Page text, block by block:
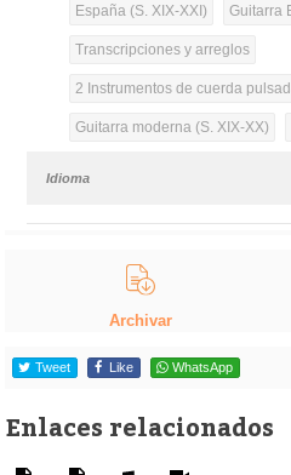
España (S. XIX-XXI) Guitarra
Transcripciones y arreglos
2 Instrumentos de cuerda
Guitarra moderna (S. XIX-XX)
Idioma
Archivar
Tweet Like WhatsApp
Enlaces relacionados